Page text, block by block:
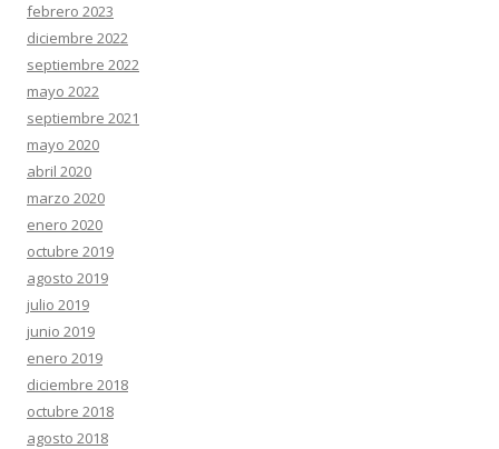
febrero 2023
diciembre 2022
septiembre 2022
mayo 2022
septiembre 2021
mayo 2020
abril 2020
marzo 2020
enero 2020
octubre 2019
agosto 2019
julio 2019
junio 2019
enero 2019
diciembre 2018
octubre 2018
agosto 2018